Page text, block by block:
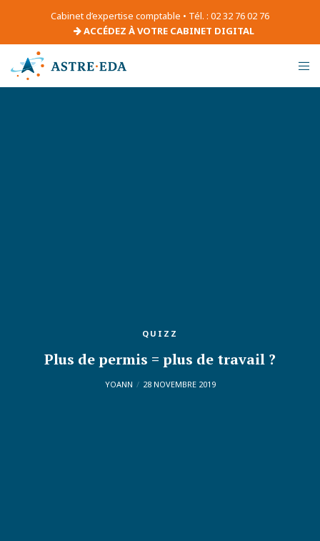
Cabinet d’expertise comptable • Tél. : 02 32 76 02 76
ACCÉDEZ À VOTRE CABINET DIGITAL
QUIZZ
Plus de permis = plus de travail ?
YOANN 28 NOVEMBRE 2019